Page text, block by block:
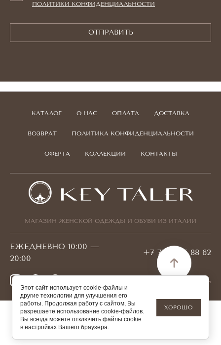
ПОЛИТИКИ КОНФИДЕНЦИАЛЬНОСТИ
ОТПРАВИТЬ
КАТАЛОГ О НАС ОПЛАТА ДОСТАВКА
ВОЗВРАТ ПОЛИТИКА КОНФИДЕНЦИАЛЬНОСТИ
ОФЕРТА КОЛЛЕКЦИИ КОНТАКТЫ
ЕЖЕДНЕВНО 10:00 —
20:00
+7 778 095 88 62
© 2026 KEYTALER БИН 180940001421
МАГАЗИН ЖЕНСКОЙ ОДЕЖДЫ И ОБУВИ ИЗ ИТАЛИИ
Этот сайт использует cookie-файлы и
другие технологии для улучшения его
работы. Продолжая работу с сайтом, Вы
разрешаете использование cookie-файлов.
Вы всегда можете отключить файлы cookie
в настройках Вашего браузера.
ХОРОШО